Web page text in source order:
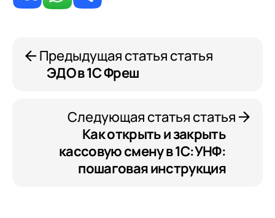
Предыдущая статья статья
ЭДО в 1С Фреш
Следующая статья статья
Как открыть и закрыть
кассовую смену в 1С:УНФ:
пошаговая инструкция